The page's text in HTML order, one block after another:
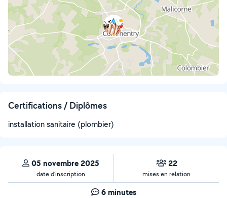
Certifications / Diplômes
installation sanitaire (plombier)
05 novembre 2025
date d’inscription
22
mises en relation
6 minutes